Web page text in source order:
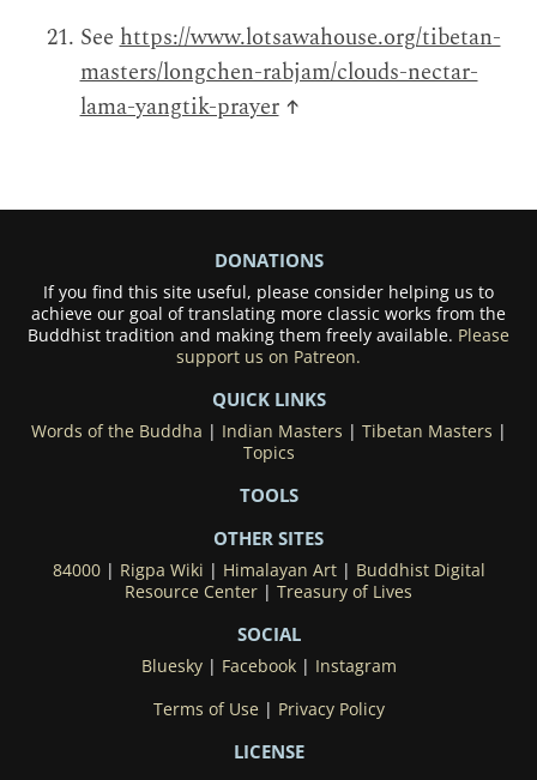
Seehttps://www.lotsawahouse.org/tibetan-
masters/longchen-rabjam/clouds-nectar-
lama-yangtik-prayer ↑
DONATIONS
If you find this site useful, please consider helping us to
achieve our goal of translating more classic works from the
Buddhist tradition and making them freely available. Please
support us on Patreon.
QUICK LINKS
Words of the Buddha | Indian Masters | Tibetan Masters |
Topics
TOOLS
OTHER SITES
84000| Rigpa Wiki | Himalayan Art| Buddhist Digital
Resource Center | Treasury of Lives
SOCIAL
Bluesky| Facebook| Instagram
Terms of Use | Privacy Policy
LICENSE